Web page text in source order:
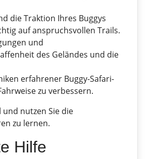
die Traktion Ihres Buggys
auf anspruchsvollen Trails.
und
des Geländes und die
erfahrener Buggy-Safari-
zu verbessern.
nutzen Sie die
zu lernen.
Hilfe